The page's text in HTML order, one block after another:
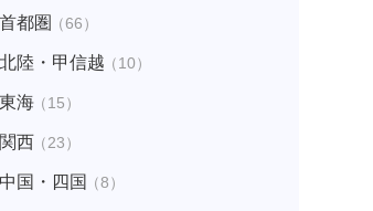
首都圏 （66）
北陸・甲信越（10）
東海（15）
関西（23）
中国・四国 （8）